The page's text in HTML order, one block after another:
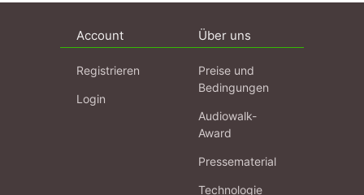
Account
Registrieren
Login
Über uns
Preise und
Bedingungen
Audiowalk-
Award
Pressematerial
Technologie